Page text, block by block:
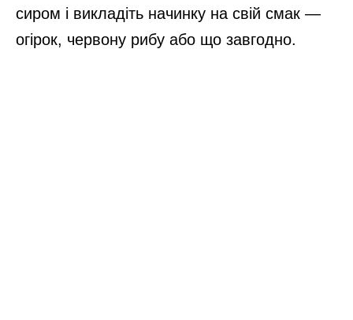
сиром і викладіть начинку на свій смак —
огірок, червону рибу або що завгодно.